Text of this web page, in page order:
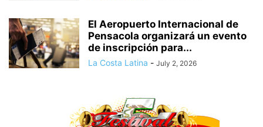
El Aeropuerto Internacional de
Pensacola organizará un evento
de inscripción para...
La Costa Latina - July 2, 2026